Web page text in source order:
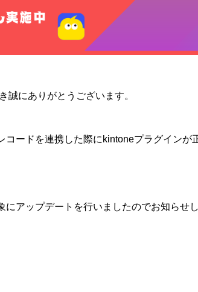
誠にありがとうございます。
ードを連携した際にkintoneプラグインが
アップデートを行いましたのでお知らせし